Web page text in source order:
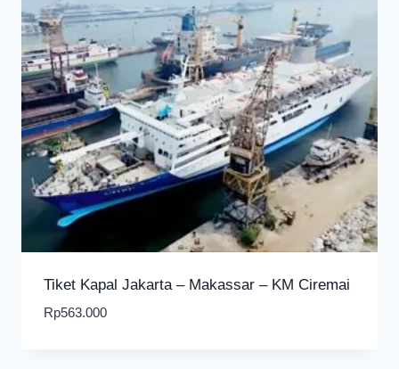
Tiket Kapal Jakarta – Makassar – KM Ciremai
Rp563.000